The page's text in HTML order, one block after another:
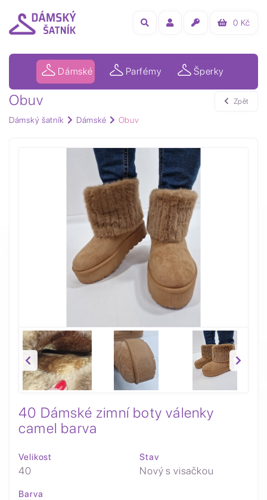
0 Kč
Dámské Parfémy Šperky
Obuv
Dámský šatník Dámské Obuv
Zpět
40 Dámské zimní boty válenky
camel barva
Velikost
40
Stav
Nový s visačkou
Barva